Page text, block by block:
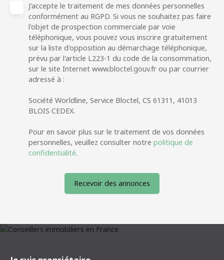
J'accepte le traitement de mes données personnelles
conformément au RGPD. Si vous ne souhaitez pas faire
l'objet de prospection commerciale par voie
téléphonique, vous pouvez vous inscrire gratuitement
sur la liste d'opposition au démarchage téléphonique,
prévu par l'article L223-1 du code de la consommation,
sur le site Internet www.bloctel.gouv.fr ou par courrier
adressé à :
Société Worldline, Service Bloctel, CS 61311, 41013
BLOIS CEDEX.
Pour en savoir plus sur le traitement de vos données
personnelles, veuillez consulter notre politique de
confidentialité.
Recevoir des annonces